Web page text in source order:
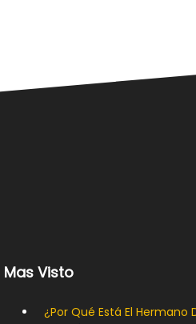
Mas Visto
¿Por Qué Está El Hermano